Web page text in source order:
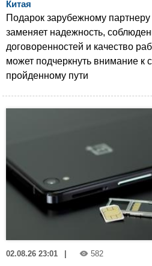
Китая
Подарок зарубежному партнеру
заменяет надежность,
договоренностей и качество
может подчеркнуть внимание к
пройденному пути
02.08.26 23:01 | 582